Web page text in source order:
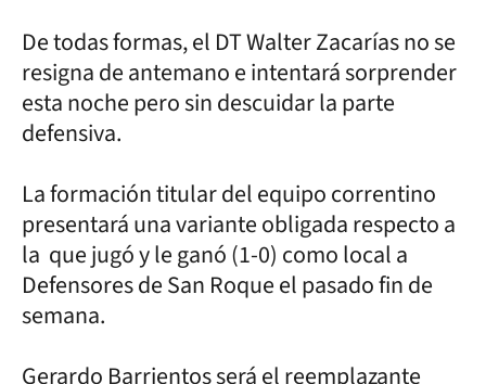
De todas formas, el DT Walter Zacarías no se
resigna de antemano e intentará sorprender
esta noche pero sin descuidar la parte
defensiva.
La formación titular del equipo correntino
presentará una variante obligada respecto a
la que jugó y le ganó (1-0) como local a
Defensores de San Roque el pasado fin de
semana.
Gerardo Barrientos será el reemplazante